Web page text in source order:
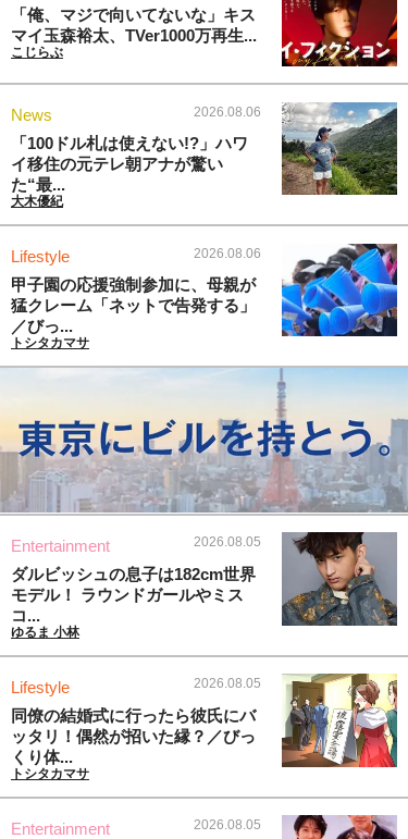
「俺、マジで向いてないな」キス
マイ玉森裕太、TVer1000万再生...
こじらぶ
News 2026.08.06
「100ドル札は使えない!?」ハワ
イ移住の元テレ朝アナが驚い
た“最...
大木優紀
Lifestyle 2026.08.06
甲子園の応援強制参加に、母親が
猛クレーム「ネットで告発する」
／びっ...
トシタカマサ
Entertainment 2026.08.05
ダルビッシュの息子は182cm世界
モデル！ ラウンドガールやミス
コ...
ゆるま 小林
Lifestyle 2026.08.05
同僚の結婚式に行ったら彼氏にバ
ッタリ！偶然が招いた縁？／びっ
くり体...
トシタカマサ
Entertainment 2026.08.05